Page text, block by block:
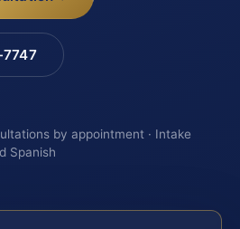
by appointment · Intake
Spanish